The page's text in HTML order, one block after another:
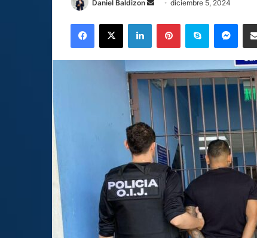
Daniel Baldizon
Send
email
diciembre 5, 2024
Facebook
X LinkedInPinterestSkype